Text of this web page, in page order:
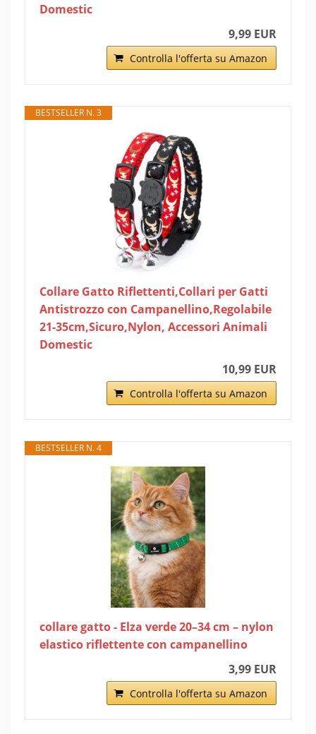
Domestic
9,99 EUR
Controlla l'offerta su Amazon
BESTSELLER N. 3
Collare Gatto Riflettenti,Collari per Gatti
Antistrozzo con Campanellino,Regolabile
21-35cm,Sicuro,Nylon, Accessori Animali
Domestic
10,99 EUR
Controlla l'offerta su Amazon
BESTSELLER N. 4
collare gatto - Elza verde 20–34 cm – nylon
elastico riflettente con campanellino
3,99 EUR
Controlla l'offerta su Amazon